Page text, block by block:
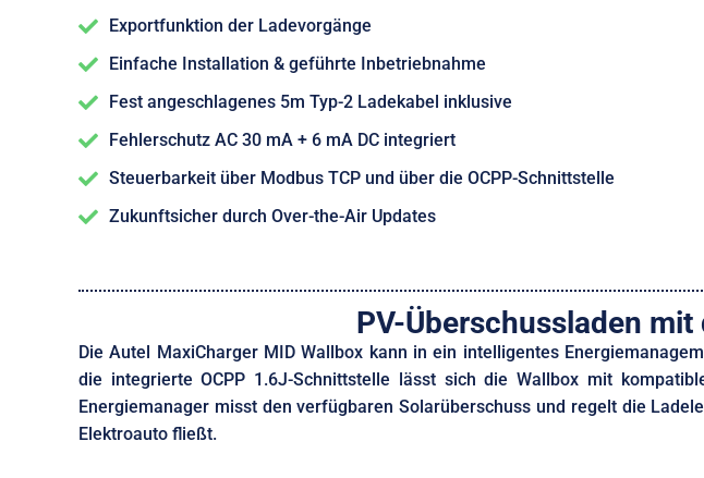
Exportfunktion der Ladevorgänge
Einfache Installation & geführte Inbetriebnahme
Fest angeschlagenes 5m Typ-2 Ladekabel inklusive
Fehlerschutz AC 30 mA + 6 mA DC integriert
Steuerbarkeit über Modbus TCP und über die OCPP-Schnittstelle
Zukunftsicher durch Over-the-Air Updates
PV-Überschussladen
Die Autel MaxiCharger MID Wallbox kann in ein intelligentes
die integrierte OCPP 1.6J-Schnittstelle lässt sich die Wallbox mit
Energiemanager misst den verfügbaren Solarüberschuss und regelt die
Elektroauto fließt.